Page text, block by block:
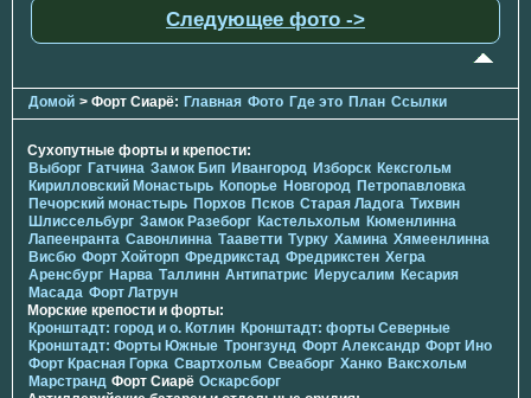
Следующее фото ->
Домой > Форт Сиарё: Главная Фото Где это План Ссылки
Сухопутные форты и крепости:
Выборг Гатчина Замок Бип Ивангород Изборск Кексгольм
Кирилловский Монастырь Копорье Новгород Петропавловка
Печорcкий монастырь Порхов Псков Старая Ладога Тихвин
Шлиссельбург Замок Разеборг Кастельхольм Кюменлинна
Лапеенранта Савонлинна Тааветти Турку Хамина Хямеенлинна
Висбю Форт Хойторп Фредрикстад Фредрикстен Хегра
Аренсбург Нарва Таллинн Антипатрис Иерусалим Кесария
Масада Форт Латрун
Морские крепости и форты:
Кронштадт: город и о. Котлин Кронштадт: форты Северные
Кронштадт: Форты Южные Тронгзунд Форт Александр Форт Ино
Форт Красная Горка Свартхольм Свеаборг Ханко Ваксхольм
Марстранд Форт Сиарё Оскарсборг